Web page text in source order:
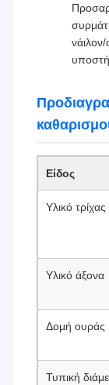
Είδος
Υλικό τρίχας
Υλικό άξονα
Δομή ουράς
Τυπική